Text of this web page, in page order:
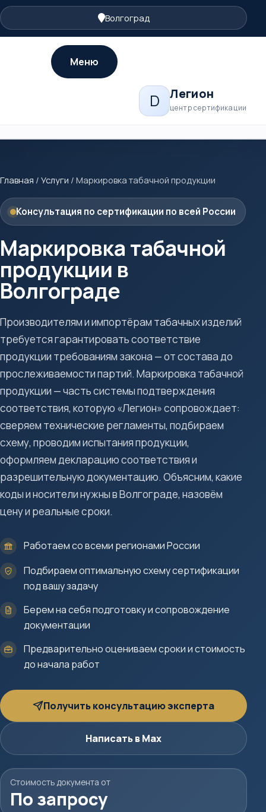
Волгоград
D Легион
центр сертификации
Меню
Главная / Услуги / Маркировка табачной продукции
Консультация по сертификации по всей России
Маркировка табачной
продукции в
Волгограде
Производителям и импортёрам табачных изделий
требуется гарантировать соответствие
продукции требованиям закона — от состава до
прослеживаемости партий. Маркировка табачной
продукции — часть системы подтверждения
соответствия, которую «Легион» сопровождает:
сверяем технические регламенты, подбираем
схему, проводим испытания продукции,
оформляем декларацию соответствия и
разрешительную документацию. Объясним, какие
коды и носители нужны в Волгограде, назовём
цену и реальные сроки.
Работаем со всеми регионами России
Подбираем оптимальную схему сертификации
под вашу задачу
Берем на себя подготовку и сопровождение
документации
Предварительно оцениваем сроки и стоимость
до начала работ
Получить консультацию эксперта
Написать в Max
Стоимость документа от
По запросу